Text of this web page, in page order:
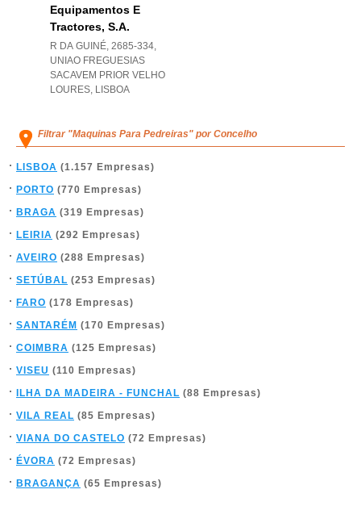
Equipamentos E
Tractores, S.a.
R DA GUINÉ, 2685-334,
UNIAO FREGUESIAS
SACAVEM PRIOR VELHO
LOURES, LISBOA
Filtrar "Maquinas Para Pedreiras" por Concelho
LISBOA (1.157 Empresas)
PORTO (770 Empresas)
BRAGA (319 Empresas)
LEIRIA (292 Empresas)
AVEIRO (288 Empresas)
SETÚBAL (253 Empresas)
FARO (178 Empresas)
SANTARÉM (170 Empresas)
COIMBRA (125 Empresas)
VISEU (110 Empresas)
ILHA DA MADEIRA - FUNCHAL (88 Empresas)
VILA REAL (85 Empresas)
VIANA DO CASTELO (72 Empresas)
ÉVORA (72 Empresas)
BRAGANÇA (65 Empresas)